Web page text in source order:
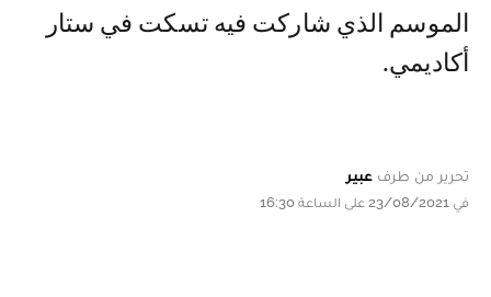
الموسم الذي شاركت فيه تسكت في ستار
أكاديمي.
تحرير من طرف عبير
في 23/08/2021 على الساعة 16:30